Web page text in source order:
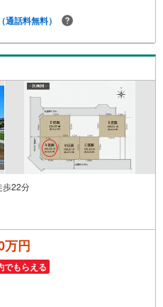
時に他物件もご紹介可能です。 担
合わせ、弊社へのご来社など、
あれば周辺環境、お客様の希望
内をいたします。お住まい探し
王子店 営業2課にお任せくださ
（通話料無料）
歩22分
万円
でもらえる